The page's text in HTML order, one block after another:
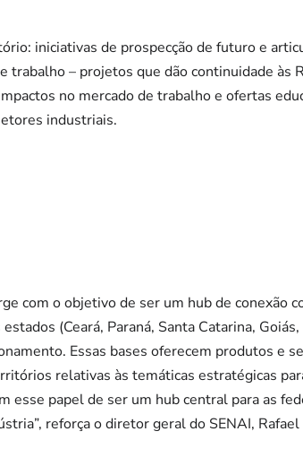
iniciativas de prospecção de futuro e
trabalho – projetos que dão continuidade às
no mercado de trabalho e ofertas
industriais.
com o objetivo de ser um hub de conexão
(Ceará, Paraná, Santa Catarina,
Essas bases oferecem produtos e
relativas às temáticas estratégicas
esse papel de ser um hub central para as
reforça o diretor geral do SENAI, Rafael